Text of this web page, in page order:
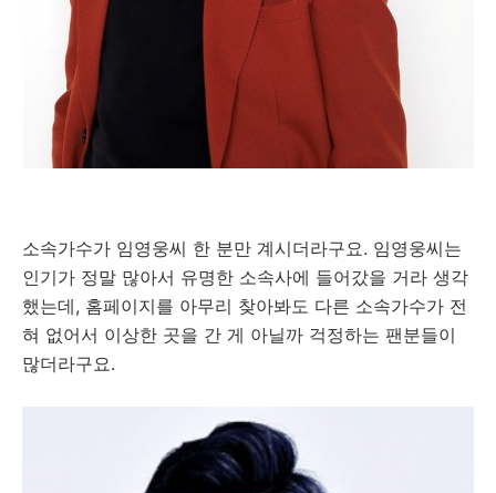
소속가수가 임영웅씨 한 분만 계시더라구요. 임영웅씨는
인기가 정말 많아서 유명한 소속사에 들어갔을 거라 생각
했는데, 홈페이지를 아무리 찾아봐도 다른 소속가수가 전
혀 없어서 이상한 곳을 간 게 아닐까 걱정하는 팬분들이
많더라구요.